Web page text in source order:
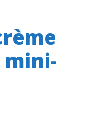
mini-